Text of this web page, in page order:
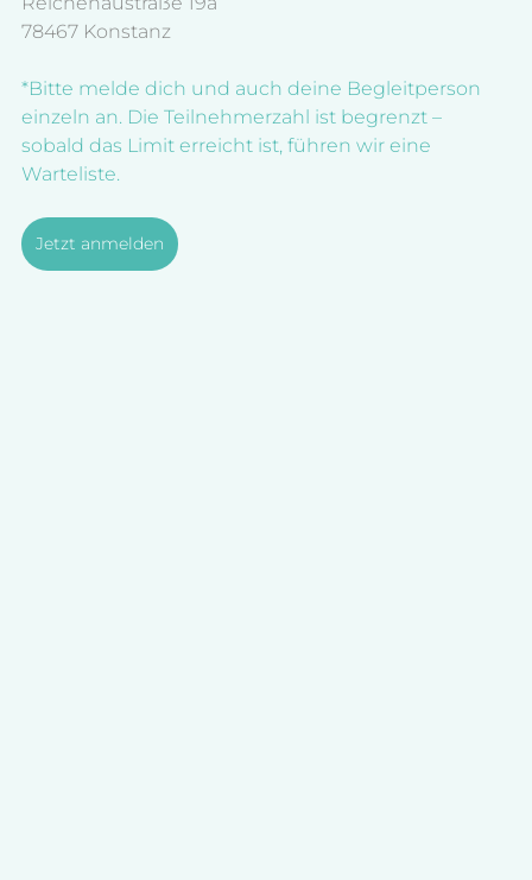
78467 Konstanz
*Bitte melde dich und auch deine Begleitperson
einzeln an. Die Teilnehmerzahl ist begrenzt –
sobald das Limit erreicht ist, führen wir eine
Warteliste.
Jetzt anmelden